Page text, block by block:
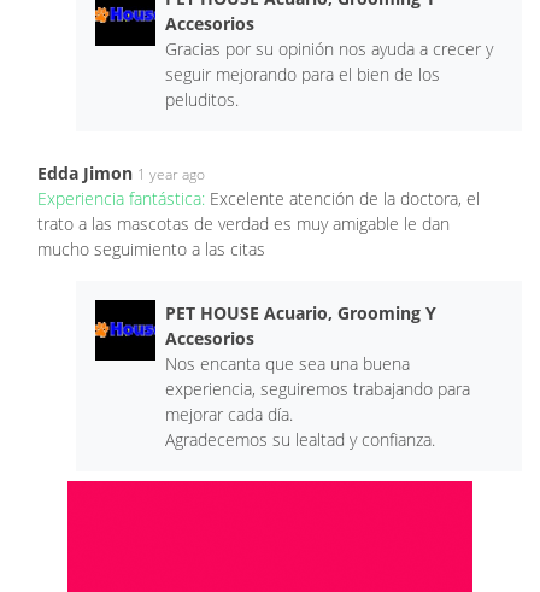
Accesorios
Gracias por su opinión nos ayuda a crecer y
seguir mejorando para el bien de los
peluditos.
Edda Jimon 1 year ago
Experiencia fantástica: Excelente atención de la doctora, el
trato a las mascotas de verdad es muy amigable le dan
mucho seguimiento a las citas
PET HOUSE Acuario, Grooming Y
Accesorios
Nos encanta que sea una buena
experiencia, seguiremos trabajando para
mejorar cada día.
Agradecemos su lealtad y confianza.